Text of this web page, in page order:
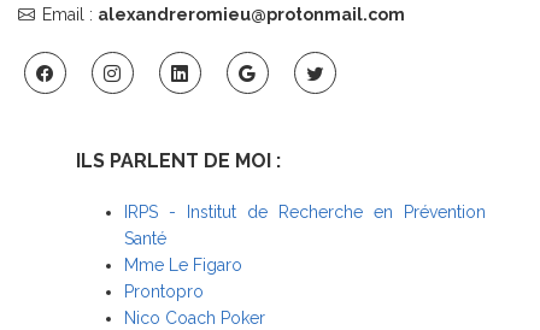
Email : alexandreromieu@protonmail.com
ILS PARLENT DE MOI :
IRPS - Institut de Recherche en Prévention
Santé
Mme Le Figaro
Prontopro
Nico Coach Poker